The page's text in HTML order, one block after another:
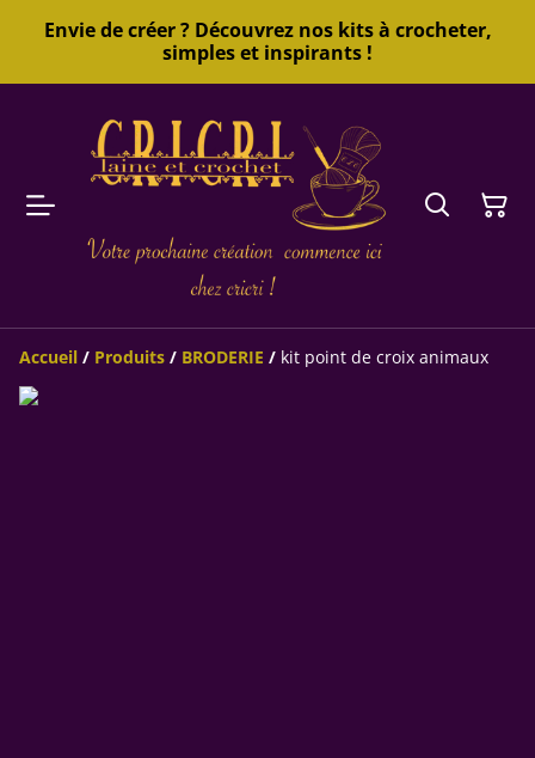
Envie de créer ? Découvrez nos kits à crocheter,
simples et inspirants !
Accueil / Produits / BRODERIE / kit point de croix animaux